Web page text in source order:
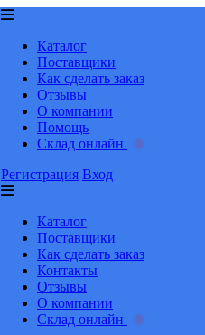
Каталог
Поставщики
Как сделать заказ
Отзывы
О компании
Помощь
Склад онлайн
Регистрация Вход
Каталог
Поставщики
Как сделать заказ
Контакты
Отзывы
О компании
Склад онлайн